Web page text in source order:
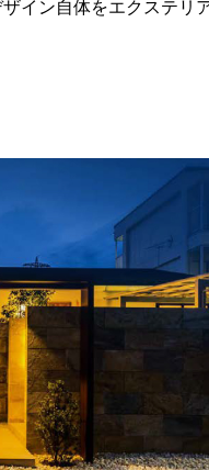
イン自体をエクステ